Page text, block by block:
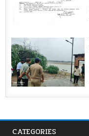
CATEGORIES